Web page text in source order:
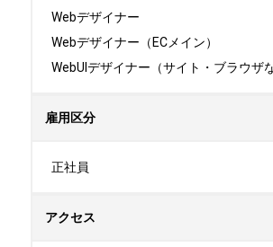
Webデザイナー
Webデザイナー（ECメイン）
WebUIデザイナー（サイト・ブラウザな
雇用区分
正社員
アクセス